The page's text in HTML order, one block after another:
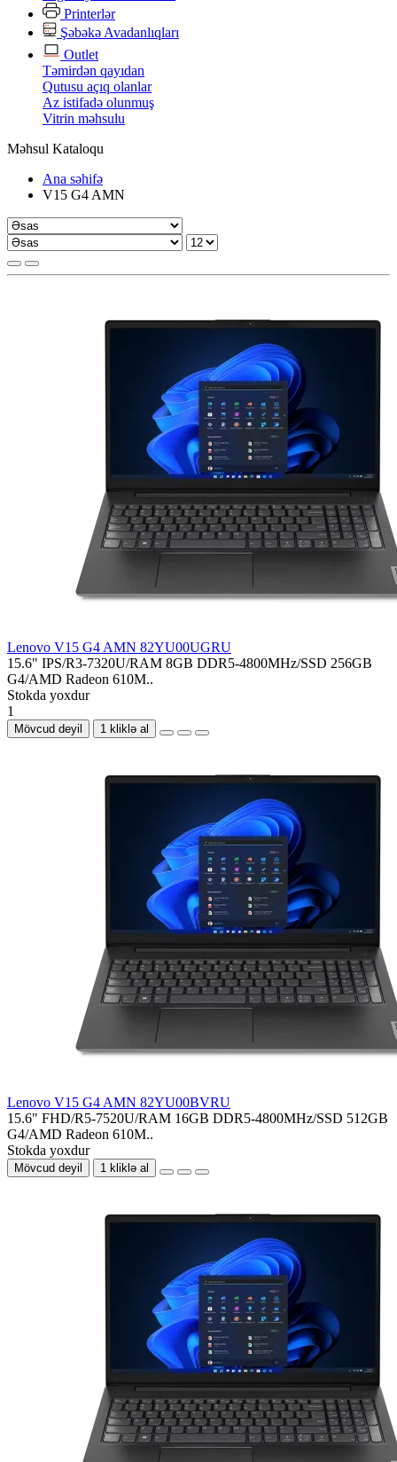
Printerlər
Şəbəkə Avadanlıqları
Outlet
Təmirdən qayıdan
Qutusu açıq olanlar
Az istifadə olunmuş
Vitrin məhsulu
Məhsul Kataloqu
Ana səhifə
V15 G4 AMN
Lenovo V15 G4 AMN 82YU00UGRU
15.6" IPS/R3-7320U/RAM 8GB DDR5-4800MHz/SSD 256GB
G4/AMD Radeon 610M..
Stokda yoxdur
1
Mövcud deyil 1 kliklə al
Lenovo V15 G4 AMN 82YU00BVRU
15.6" FHD/R5-7520U/RAM 16GB DDR5-4800MHz/SSD 512GB
G4/AMD Radeon 610M..
Stokda yoxdur
Mövcud deyil 1 kliklə al